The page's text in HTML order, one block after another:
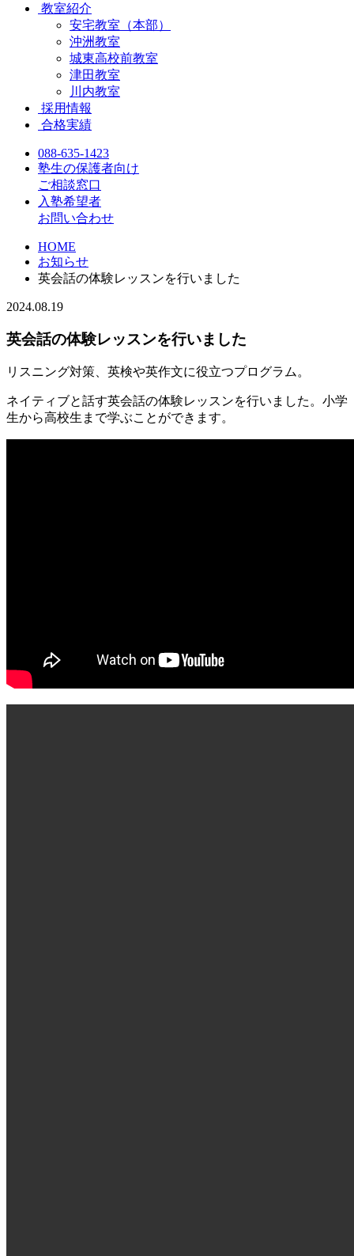
教室紹介
安宅教室（本部）
沖洲教室
城東高校前教室
津田教室
川内教室
採用情報
合格実績
088-635-1423
塾生の保護者向け
ご相談窓口
入塾希望者
お問い合わせ
HOME
お知らせ
英会話の体験レッスンを行いました
2024.08.19
英会話の体験レッスンを行いました
リスニング対策、英検や英作文に役立つプログラム。
ネイティブと話す英会話の体験レッスンを行いました。小学
生から高校生まで学ぶことができます。